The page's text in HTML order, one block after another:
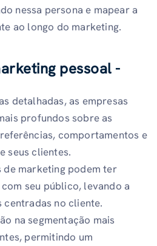
nessa persona e mapear a
ao longo do marketing.
pessoal -
detalhadas, as empresas
profundos sobre as
comportamentos e
seus clientes.
de marketing podem ter
seu público, levando a
centradas no cliente.
na segmentação mais
permitindo um